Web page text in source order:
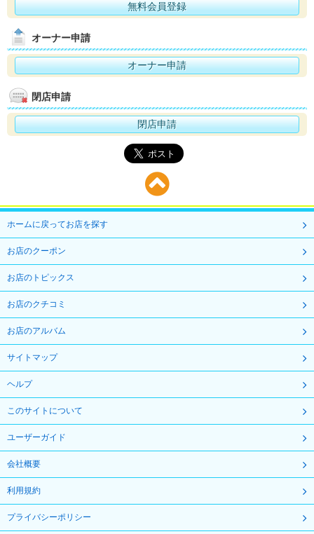
無料会員登録
オーナー申請
オーナー申請
閉店申請
閉店申請
ホームに戻ってお店を探す
お店のクーポン
お店のトピックス
お店のクチコミ
お店のアルバム
サイトマップ
ヘルプ
このサイトについて
ユーザーガイド
会社概要
利用規約
プライバシーポリシー